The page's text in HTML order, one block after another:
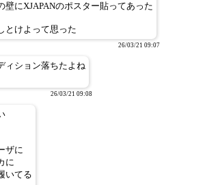
壁にXJAPANのポスター貼ってあった
とけよって思った
26/03/21 09:07
ィション落ちたよね
26/03/21 09:08
ザに
に
いてる